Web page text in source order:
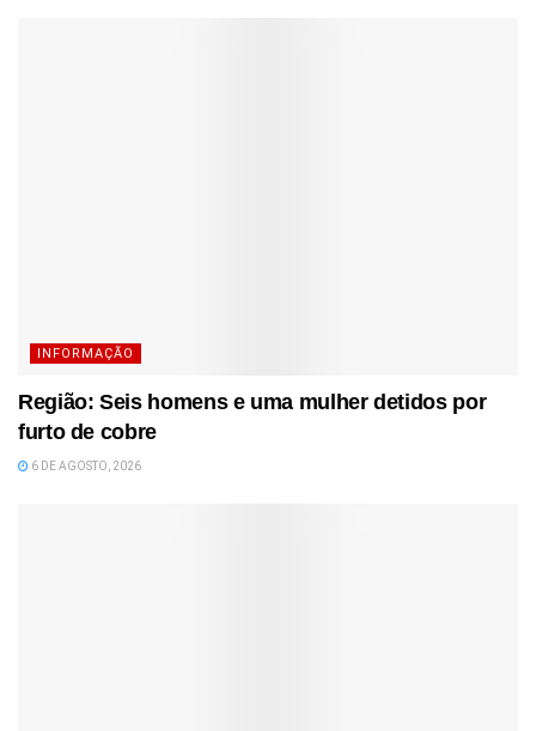
INFORMAÇÃO
Região: Seis homens e uma mulher detidos por
furto de cobre
6 DE AGOSTO, 2026